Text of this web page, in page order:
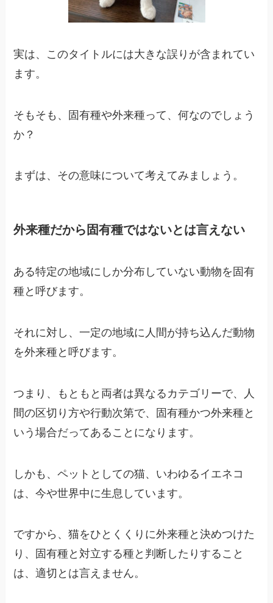
実は、このタイトルには大きな誤りが含まれてい
ます。
そもそも、固有種や外来種って、何なのでしょう
か？
まずは、その意味について考えてみましょう。
外来種だから固有種ではないとは言えない
ある特定の地域にしか分布していない動物を固有
種と呼びます。
それに対し、一定の地域に人間が持ち込んだ動物
を外来種と呼びます。
つまり、もともと両者は異なるカテゴリーで、人
間の区切り方や行動次第で、固有種かつ外来種と
いう場合だってあることになります。
しかも、ペットとしての猫、いわゆるイエネコ
は、今や世界中に生息しています。
ですから、猫をひとくくりに外来種と決めつけた
り、固有種と対立する種と判断したりすること
は、適切とは言えません。